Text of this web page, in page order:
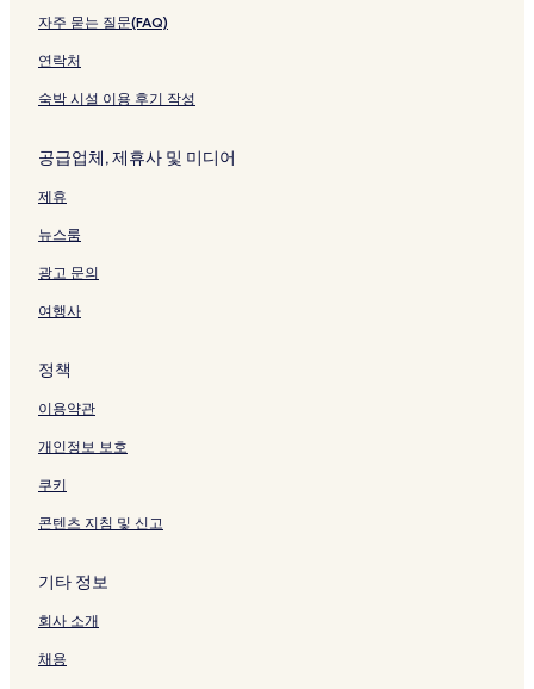
크
자주 묻는 질문(FAQ)
연락처
숙박 시설 이용 후기 작성
공급업체, 제휴사 및 미디어
제휴
뉴스룸
광고 문의
여행사
정책
이용약관
개인정보 보호
쿠키
콘텐츠 지침 및 신고
기타 정보
회사 소개
채용